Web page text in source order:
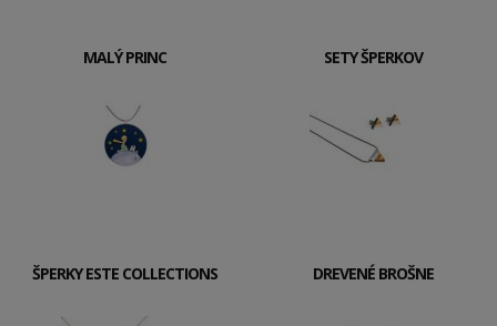
MALÝ PRINC SETY ŠPERKOV
ŠPERKY ESTE COLLECTIONS DREVENÉ BROŠNE